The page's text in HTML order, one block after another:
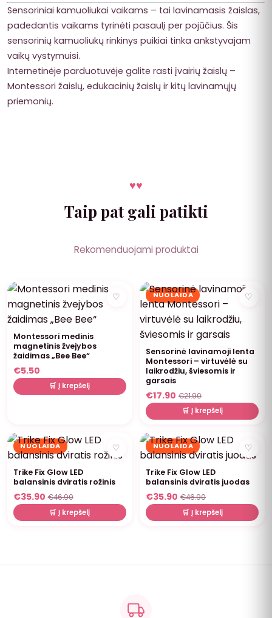
Sensoriniai kamuoliukai vaikams – tai lavinamasis žaislas,
padedantis vaikams tyrinėti pasaulį per pojūčius. Šis
sensorinių kamuoliukų rinkinys puikiai tinka ankstyvajam
vaikų vystymuisi.
Internetinėje parduotuvėje galite rasti įvairių žaislų –
Montessori žaislų, edukacinių žaislų ir kitų lavinamųjų
priemonių.
♥♥
Taip pat gali patikti
Rekomenduojami produktai
♡
Montessori medinis
magnetinis žvejybos
žaidimas „Bee Bee“
€5.50
🛒 Į krepšelį
NUOLAIDA ♡
Sensorinė lavinamoji lenta
Montessori – virtuvėlė su
laikrodžiu, šviesomis ir
garsais
€17.90 €21.90
🛒 Į krepšelį
NUOLAIDA ♡
Trike Fix Glow LED
balansinis dviratis rožinis
€35.90 €46.90
🛒 Į krepšelį
NUOLAIDA ♡
Trike Fix Glow LED
balansinis dviratis juodas
€35.90 €46.90
🛒 Į krepšelį